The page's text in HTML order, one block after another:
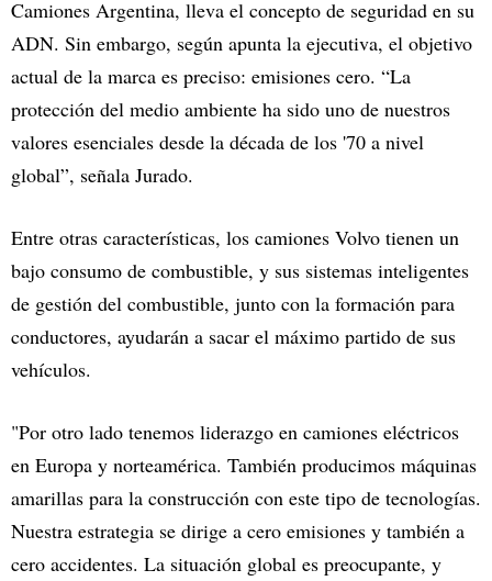
Camiones Argentina, lleva el concepto de seguridad en su
ADN. Sin embargo, según apunta la ejecutiva, el objetivo
actual de la marca es preciso: emisiones cero. “La
protección del medio ambiente ha sido uno de nuestros
valores esenciales desde la década de los '70 a nivel
global”, señala Jurado.
Entre otras características, los camiones Volvo tienen un
bajo consumo de combustible, y sus sistemas inteligentes
de gestión del combustible, junto con la formación para
conductores, ayudarán a sacar el máximo partido de sus
vehículos.
"Por otro lado tenemos liderazgo en camiones eléctricos
en Europa y norteamérica. También producimos máquinas
amarillas para la construcción con este tipo de tecnologías.
Nuestra estrategia se dirige a cero emisiones y también a
cero accidentes. La situación global es preocupante, y